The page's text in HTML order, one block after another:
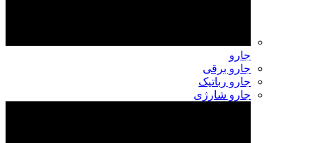
جارو
جارو برقی
جارو رباتیک
جارو شارژی